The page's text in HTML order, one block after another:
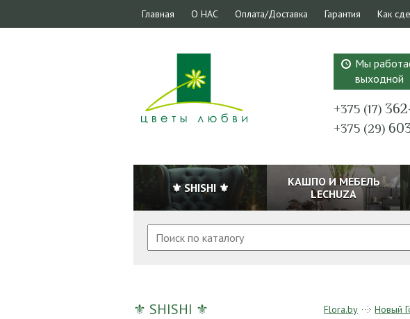
Главная О НАС Оплата/Доставка Гарантия Как
Мы
выходной
+375 (17)
+375 (29)
⚜ SHISHI ⚜
КАШПО И МЕБЕЛЬ
LECHUZA
⚜ SHISHI ⚜
Flora.by Новый